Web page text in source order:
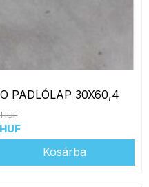
PADLÓLAP 30X60,4
Kosárba